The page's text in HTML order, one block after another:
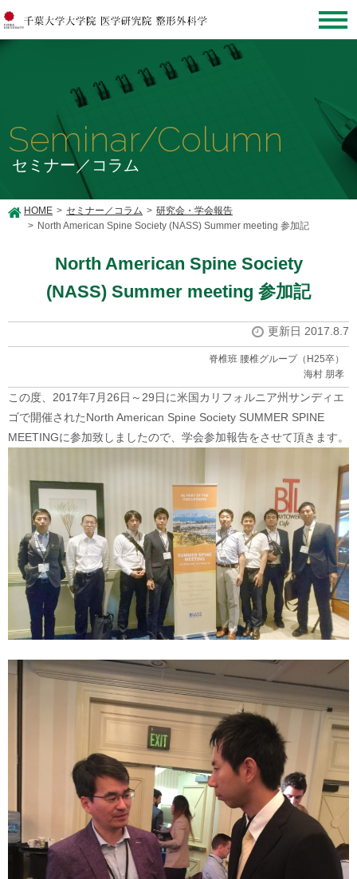
Seminar/Column
セミナー／コラム
HOME セミナー／コラム
研究会・学会報告
North American Spine Society (NASS) Summer meeting 参加記
North American Spine Society
(NASS) Summer meeting 参加記
更新日 2017.8.7
脊椎班 腰椎グループ（H25卒）
海村 朋孝
この度、2017年7月26日～29日に米国カリフォルニア州サンディエ
ゴで開催されたNorth American Spine Society SUMMER SPINE
MEETINGに参加致しましたので、学会参加報告をさせて頂きます。